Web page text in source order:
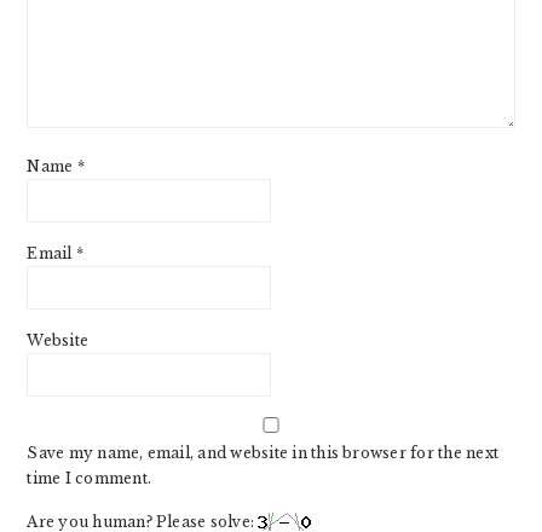
Name *
Email *
Website
Save my name, email, and website in this browser for the next
time I comment.
Are you human? Please solve: